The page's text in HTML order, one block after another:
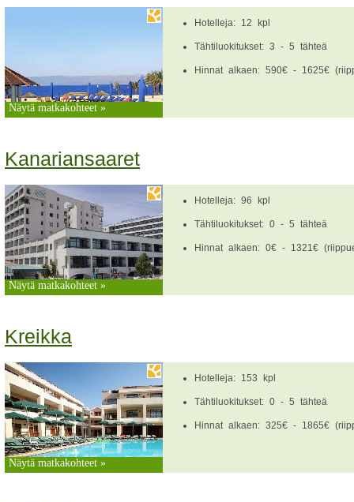
Hotelleja: 12 kpl
Tähtiluokitukset: 3 - 5 tähteä
Hinnat alkaen: 590€ - 1625€
Näytä matkakohteet »
Kanariansaaret
Hotelleja: 96 kpl
Tähtiluokitukset: 0 - 5 tähteä
Hinnat alkaen: 0€ - 1321€
Näytä matkakohteet »
Kreikka
Hotelleja: 153 kpl
Tähtiluokitukset: 0 - 5 tähteä
Hinnat alkaen: 325€ - 1865€
Näytä matkakohteet »